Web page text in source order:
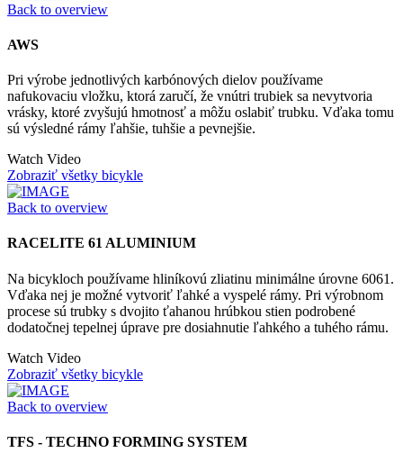
Back to overview
AWS
Pri výrobe jednotlivých karbónových dielov používame
nafukovaciu vložku, ktorá zaručí, že vnútri trubiek sa nevytvoria
vrásky, ktoré zvyšujú hmotnosť a môžu oslabiť trubku. Vďaka tomu
sú výsledné rámy ľahšie, tuhšie a pevnejšie.
Watch Video
Zobraziť všetky bicykle
Back to overview
RACELITE 61 ALUMINIUM
Na bicykloch používame hliníkovú zliatinu minimálne úrovne 6061.
Vďaka nej je možné vytvoriť ľahké a vyspelé rámy. Pri výrobnom
procese sú trubky s dvojito ťahanou hrúbkou stien podrobené
dodatočnej tepelnej úprave pre dosiahnutie ľahkého a tuhého rámu.
Watch Video
Zobraziť všetky bicykle
Back to overview
TFS - TECHNO FORMING SYSTEM